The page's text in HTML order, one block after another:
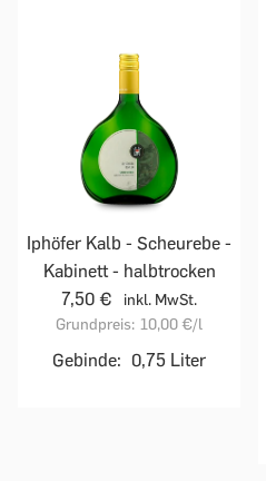
Iphöfer Kalb - Scheurebe -
Kabinett - halbtrocken
7,50 €
inkl. MwSt.
Grundpreis: 10,00 €/l
Gebinde: 0,75 Liter